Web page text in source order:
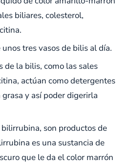
biliares, colesterol,
tres vasos de bilis al día.
de la bilis, como las sales
actúan como detergentes
y así poder digerirla
son productos de
es una sustancia de
que le da el color marrón